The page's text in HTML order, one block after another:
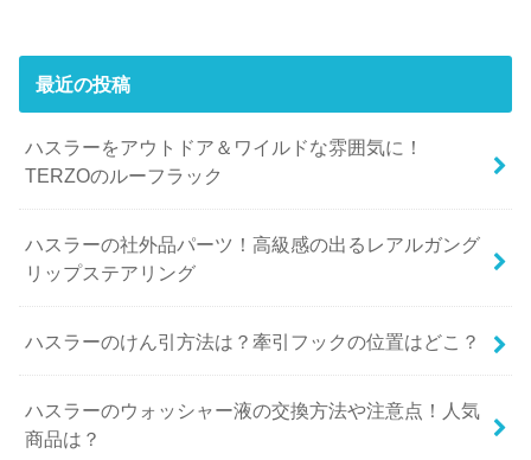
最近の投稿
ハスラーをアウトドア＆ワイルドな雰囲気に！
TERZOのルーフラック
ハスラーの社外品パーツ！高級感の出るレアルガング
リップステアリング
ハスラーのけん引方法は？牽引フックの位置はどこ？
ハスラーのウォッシャー液の交換方法や注意点！人気
商品は？